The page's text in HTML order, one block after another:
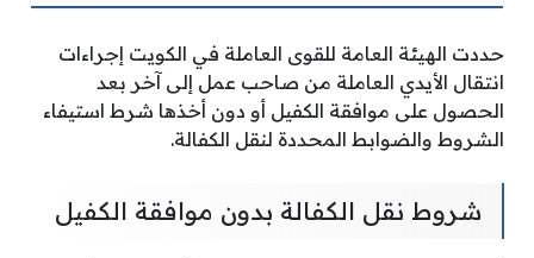
حددت الهيئة العامة للقوى العاملة في الكويت إجراءات
انتقال الأيدي العاملة من صاحب عمل إلى آخر بعد
الحصول على موافقة الكفيل أو دون أخذها شرط استيفاء
الشروط والضوابط المحددة لنقل الكفالة.
شروط نقل الكفالة بدون موافقة الكفيل